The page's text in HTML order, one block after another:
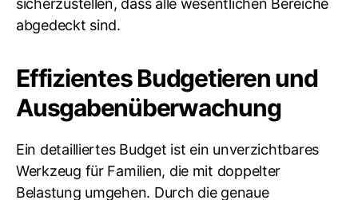
sicherzustellen, dass alle wesentlichen Bereiche
abgedeckt sind.
Effizientes Budgetieren und
Ausgabenüberwachung
Ein detailliertes Budget ist ein unverzichtbares
Werkzeug für Familien, die mit doppelter
Belastung umgehen. Durch die genaue